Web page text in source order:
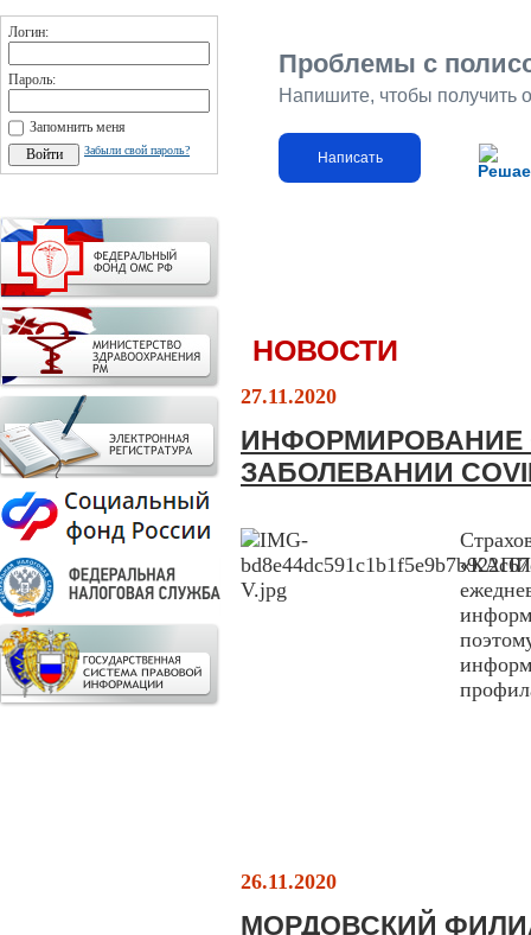
Логин:
Пароль:
Запомнить меня
Забыли свой пароль?
Проблемы с
Напишите, чтобы получить
Написать
НОВОСТИ
27.11.2020
ЗАБОЛЕВАНИИ
26.11.2020
МОРДОВСКИЙ